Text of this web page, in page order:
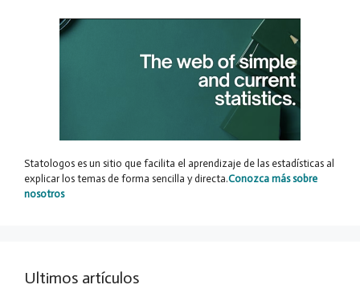
Statologos es un sitio que facilita el aprendizaje de las estadísticas al
explicar los temas de forma sencilla y directa.Conozca más sobre
nosotros
Ultimos artículos